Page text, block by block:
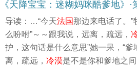
导读：…“今天法国那边来电话了。”
么吩咐”～～跟我说，远离，疏远，
护，这句话是什么意思”她一呆，“爹
离，疏远， 冷漠是不是你和爹地之